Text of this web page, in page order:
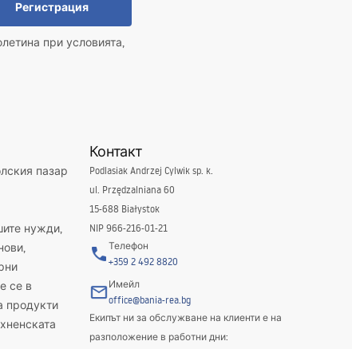
Регистрация
при условията,
пазар
нужди,
се в
продукти
Контакт
Podlasiak Andrzej Cylwik sp. k.
ul. Przędzalniana 60
15-688 Białystok
NIP 966-216-01-21
Телефон
+359 2 492 8820
Имейл
office@bania-rea.bg
Екипът ни за обслужване на клиенти е на
разположение в работни дни: